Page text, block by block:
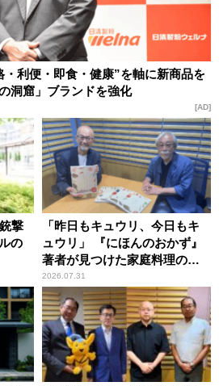
・利便・即食・健康”を軸に新商品を
洞窟」ブランドを強化
AD
撃
の
「昨日もキュウリ、今日もキ
ュウリ」 『にほんのおかず』
著者が見つけた家庭料理の知
恵
2026.07.31